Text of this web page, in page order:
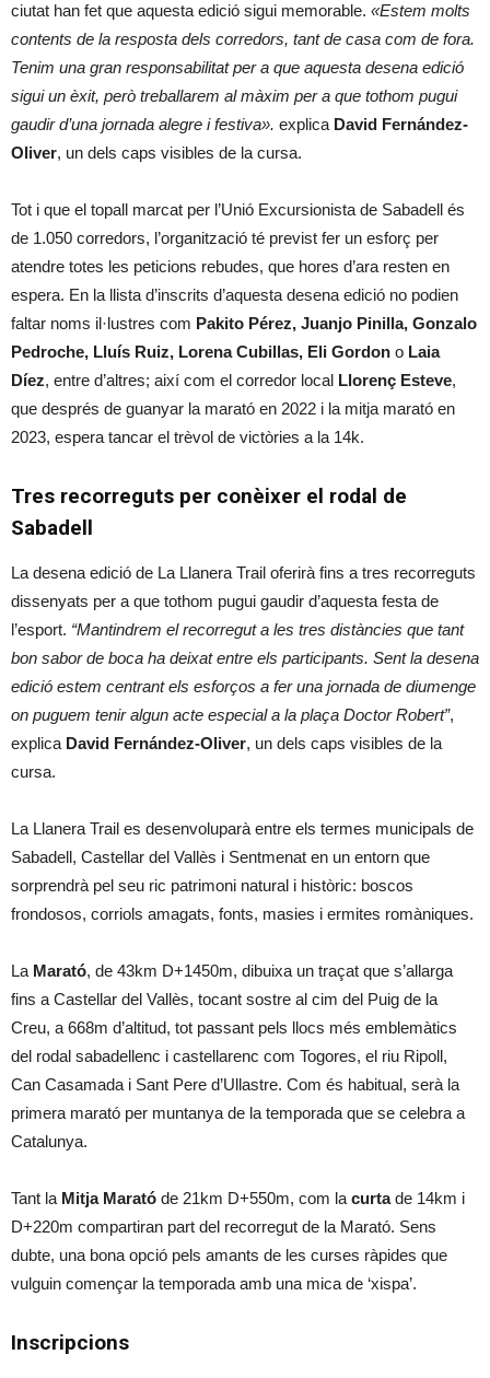
ciutat han fet que aquesta edició sigui memorable. «Estem molts
contents de la resposta dels corredors, tant de casa com de fora.
Tenim una gran responsabilitat per a que aquesta desena edició
sigui un èxit, però treballarem al màxim per a que tothom pugui
gaudir d’una jornada alegre i festiva». explica David Fernández-
Oliver, un dels caps visibles de la cursa.
Tot i que el topall marcat per l’Unió Excursionista de Sabadell és
de 1.050 corredors, l’organització té previst fer un esforç per
atendre totes les peticions rebudes, que hores d’ara resten en
espera. En la llista d’inscrits d’aquesta desena edició no podien
faltar noms il·lustres com Pakito Pérez, Juanjo Pinilla, Gonzalo
Pedroche, Lluís Ruiz, Lorena Cubillas, Eli Gordon o Laia
Díez, entre d’altres; així com el corredor local Llorenç Esteve,
que després de guanyar la marató en 2022 i la mitja marató en
2023, espera tancar el trèvol de victòries a la 14k.
Tres recorreguts per conèixer el rodal de
Sabadell
La desena edició de La Llanera Trail oferirà fins a tres recorreguts
dissenyats per a que tothom pugui gaudir d’aquesta festa de
l’esport. “Mantindrem el recorregut a les tres distàncies que tant
bon sabor de boca ha deixat entre els participants. Sent la desena
edició estem centrant els esforços a fer una jornada de diumenge
on puguem tenir algun acte especial a la plaça Doctor Robert”,
explica David Fernández-Oliver, un dels caps visibles de la
cursa.
La Llanera Trail es desenvoluparà entre els termes municipals de
Sabadell, Castellar del Vallès i Sentmenat en un entorn que
sorprendrà pel seu ric patrimoni natural i històric: boscos
frondosos, corriols amagats, fonts, masies i ermites romàniques.
La Marató, de 43km D+1450m, dibuixa un traçat que s’allarga
fins a Castellar del Vallès, tocant sostre al cim del Puig de la
Creu, a 668m d’altitud, tot passant pels llocs més emblemàtics
del rodal sabadellenc i castellarenc com Togores, el riu Ripoll,
Can Casamada i Sant Pere d’Ullastre. Com és habitual, serà la
primera marató per muntanya de la temporada que se celebra a
Catalunya.
Tant la Mitja Marató de 21km D+550m, com la curtade 14km i
D+220m compartiran part del recorregut de la Marató. Sens
dubte, una bona opció pels amants de les curses ràpides que
vulguin començar la temporada amb una mica de ‘xispa’.
Inscripcions